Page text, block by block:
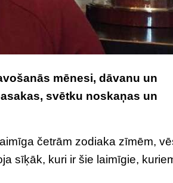
mēnesi, dāvanu un
svētku noskaņas un
četrām zodiaka zīmēm,
sīķāk, kuri ir šie laimīgie,